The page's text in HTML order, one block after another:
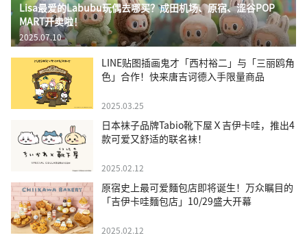
Lisa最爱的Labubu玩偶去哪买？成田机场、原宿、涩谷POP
MART开卖啦！
2025.07.10
LINE贴图插画鬼才「西村裕二」与「三丽鸥角
色」合作！快来唐吉诃德入手限量商品
2025.03.25
日本袜子品牌Tabio靴下屋Ｘ吉伊卡哇，推出4
款可爱又舒适的联名袜！
2025.02.12
原宿史上最可爱麵包店即将诞生！万众瞩目的
「吉伊卡哇麵包店」10/29盛大开幕
2025.02.12